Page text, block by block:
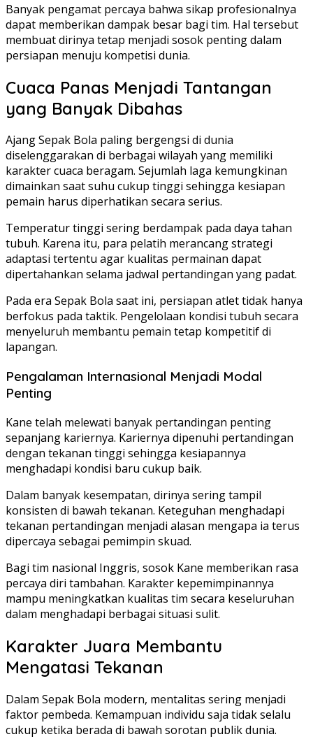
Banyak pengamat percaya bahwa sikap profesionalnya
dapat memberikan dampak besar bagi tim. Hal tersebut
membuat dirinya tetap menjadi sosok penting dalam
persiapan menuju kompetisi dunia.
Cuaca Panas Menjadi Tantangan
yang Banyak Dibahas
Ajang Sepak Bola paling bergengsi di dunia
diselenggarakan di berbagai wilayah yang memiliki
karakter cuaca beragam. Sejumlah laga kemungkinan
dimainkan saat suhu cukup tinggi sehingga kesiapan
pemain harus diperhatikan secara serius.
Temperatur tinggi sering berdampak pada daya tahan
tubuh. Karena itu, para pelatih merancang strategi
adaptasi tertentu agar kualitas permainan dapat
dipertahankan selama jadwal pertandingan yang padat.
Pada era Sepak Bola saat ini, persiapan atlet tidak hanya
berfokus pada taktik. Pengelolaan kondisi tubuh secara
menyeluruh membantu pemain tetap kompetitif di
lapangan.
Pengalaman Internasional Menjadi Modal
Penting
Kane telah melewati banyak pertandingan penting
sepanjang kariernya. Kariernya dipenuhi pertandingan
dengan tekanan tinggi sehingga kesiapannya
menghadapi kondisi baru cukup baik.
Dalam banyak kesempatan, dirinya sering tampil
konsisten di bawah tekanan. Keteguhan menghadapi
tekanan pertandingan menjadi alasan mengapa ia terus
dipercaya sebagai pemimpin skuad.
Bagi tim nasional Inggris, sosok Kane memberikan rasa
percaya diri tambahan. Karakter kepemimpinannya
mampu meningkatkan kualitas tim secara keseluruhan
dalam menghadapi berbagai situasi sulit.
Karakter Juara Membantu
Mengatasi Tekanan
Dalam Sepak Bola modern, mentalitas sering menjadi
faktor pembeda. Kemampuan individu saja tidak selalu
cukup ketika berada di bawah sorotan publik dunia.